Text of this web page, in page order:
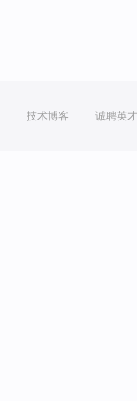
技术博客 诚聘英才